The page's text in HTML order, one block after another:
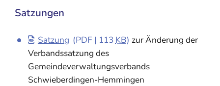
Satzungen
Satzung (PDF | 113 KB) zur Änderung der
Verbandssatzung des
Gemeindeverwaltungsverbands
Schwieberdingen-Hemmingen